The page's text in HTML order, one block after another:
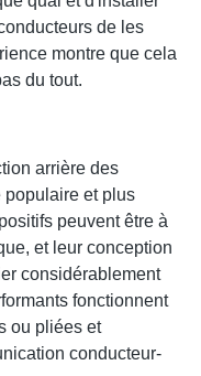
de les
montre que cela
du tout.
arrière des
populaire et plus
peuvent être à
et leur conception
considérablement
fonctionnent
ou pliées et
conducteur-